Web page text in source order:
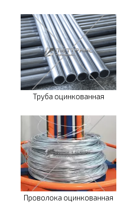
Труба оцинкованная
Проволока оцинкованная